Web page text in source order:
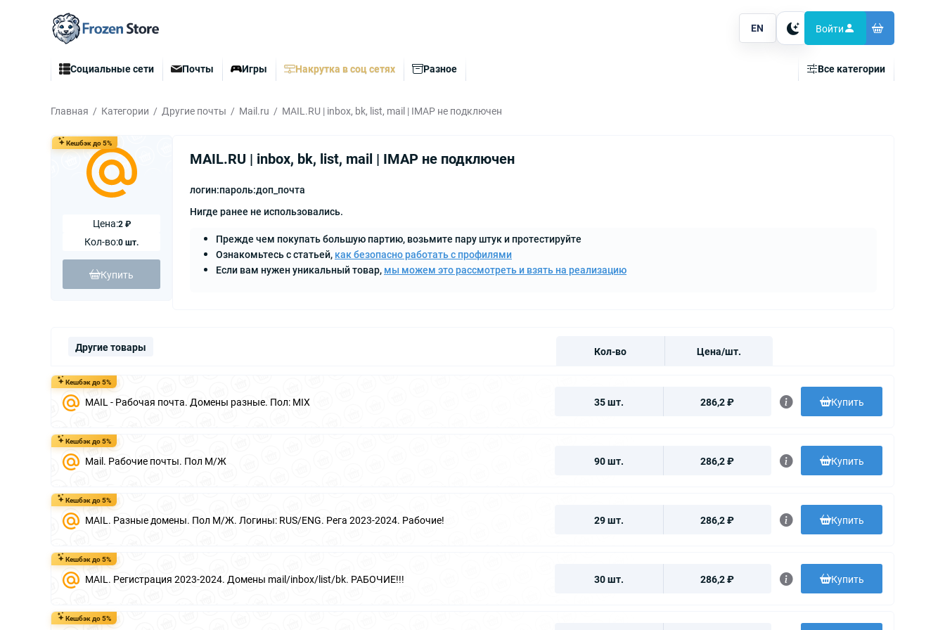
EN Тема Войти
Социальные сети Почты Игры Накрутка в соц сетях Разное Все категории
Главная Категории Другие почты Mail.ru MAIL.RU | inbox, bk, list, mail | IMAP не подключен
Кешбэк до 5%
Цена:2 ₽
Кол-во:0 шт.
Купить
MAIL.RU | inbox, bk, list, mail | IMAP не подключен
логин:пароль:доп_почта
Нигде ранее не использовались.
Прежде чем покупать большую партию, возьмите пару штук и протестируйте
Ознакомьтесь с статьей, как безопасно работать с профилями
Если вам нужен уникальный товар, мы можем это рассмотреть и взять на реализацию
Другие товары Кол-во Цена/шт.
Кешбэк до 5%
MAIL - Рабочая почта. Домены разные. Пол: MIX 35 шт. 286,2 ₽ Купить
Кешбэк до 5%
Mail. Рабочие почты. Пол М/Ж 90 шт. 286,2 ₽ Купить
Кешбэк до 5%
MAIL. Разные домены. Пол М/Ж. Логины: RUS/ENG. Рега 2023-2024. Рабочие! 29 шт. 286,2 ₽ Купить
Кешбэк до 5%
MAIL. Регистрация 2023-2024. Домены mail/inbox/list/bk. РАБОЧИЕ!!! 30 шт. 286,2 ₽ Купить
Кешбэк до 5%